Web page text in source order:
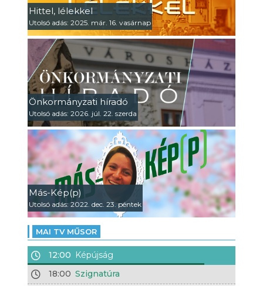
Hittel, lélekkel
Utolsó adás: 2025. már. 16. vasárnap
Önkormányzati híradó
Utolsó adás: 2026. júl. 22. szerda
Más-Kép(p)
Utolsó adás: 2022. dec. 23. péntek
MAI TV MŰSOR
12:00 Képújság
18:00 Szignatúra